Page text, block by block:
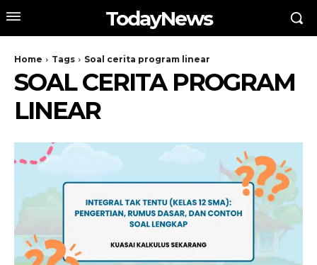
TodayNews
Home Tags Soal cerita program linear
SOAL CERITA PROGRAM
LINEAR